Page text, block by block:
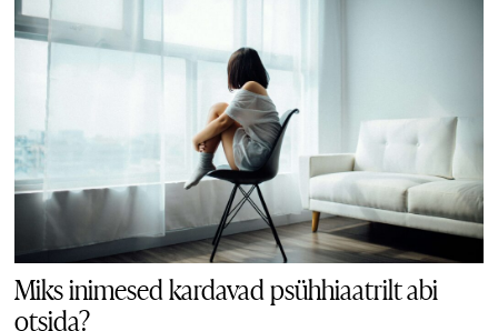
Miks inimesed kardavad psühhiaatrilt abi
otsida?